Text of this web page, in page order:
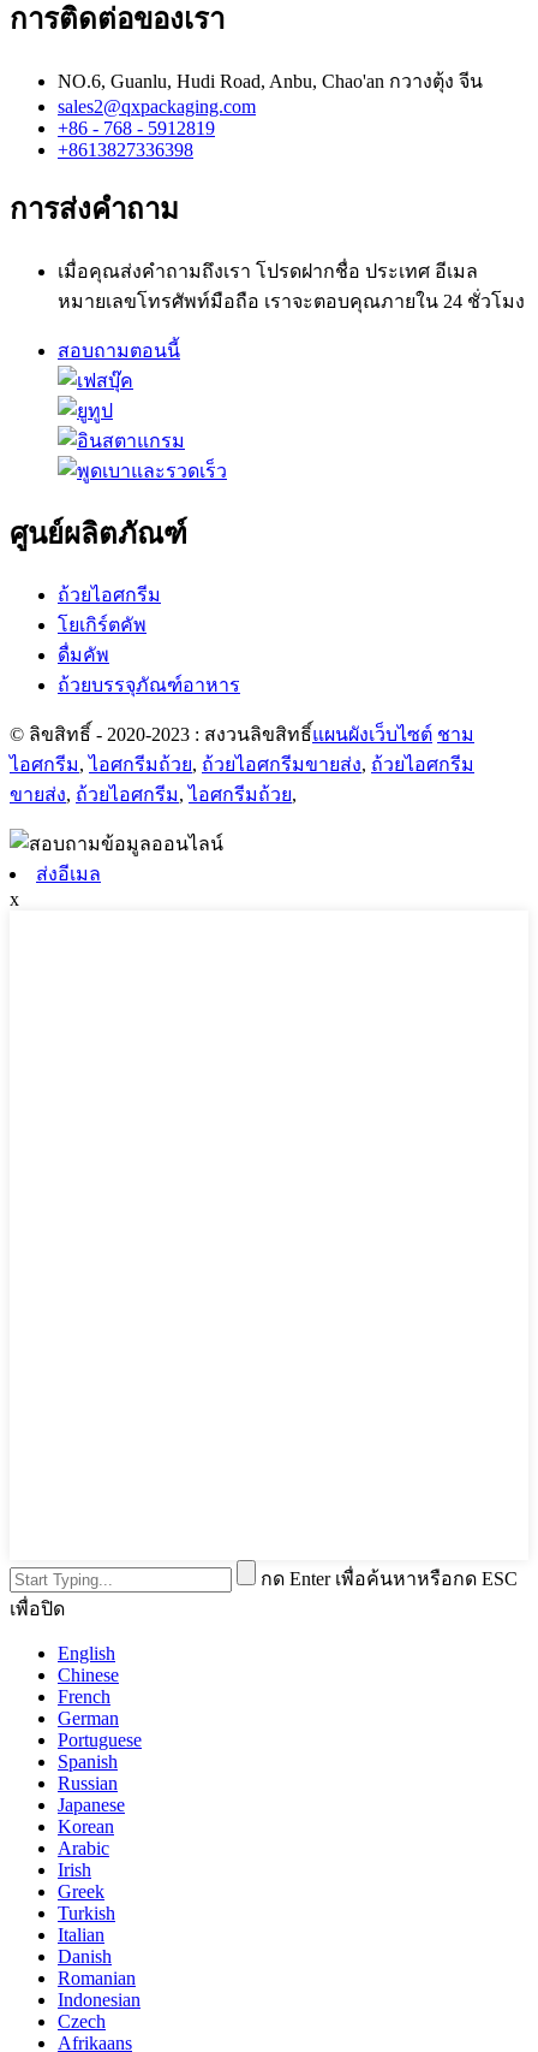
การติดต่อของเรา
NO.6, Guanlu, Hudi Road, Anbu, Chao'an กวางตุ้ง จีน
sales2@qxpackaging.com
+86 - 768 - 5912819
+8613827336398
การส่งคำถาม
เมื่อคุณส่งคำถามถึงเรา โปรดฝากชื่อ ประเทศ อีเมล
หมายเลขโทรศัพท์มือถือ เราจะตอบคุณภายใน 24 ชั่วโมง
สอบถามตอนนี้
ศูนย์ผลิตภัณฑ์
ถ้วยไอศกรีม
โยเกิร์ตคัพ
ดื่มคัพ
ถ้วยบรรจุภัณฑ์อาหาร
© ลิขสิทธิ์ - 2020-2023 : สงวนลิขสิทธิ์แผนผังเว็บไซต์ ชาม
ไอศกรีม, ไอศกรีมถ้วย, ถ้วยไอศกรีมขายส่ง, ถ้วยไอศกรีม
ขายส่ง, ถ้วยไอศกรีม, ไอศกรีมถ้วย,
ส่งอีเมล
x
กด Enter เพื่อค้นหาหรือกด ESC
เพื่อปิด
English
Chinese
French
German
Portuguese
Spanish
Russian
Japanese
Korean
Arabic
Irish
Greek
Turkish
Italian
Danish
Romanian
Indonesian
Czech
Afrikaans